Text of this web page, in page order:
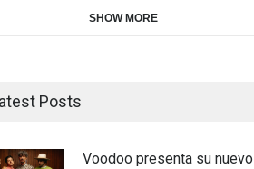
SHOW MORE
Posts
Voodoo presenta su nuevo